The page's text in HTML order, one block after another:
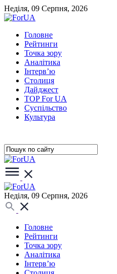
Неділя, 09 Серпня, 2026
Головне
Рейтинги
Точка зору
Аналітика
Інтерв’ю
Столиця
Дайджест
TOP For UA
Суспiльство
Культура
Неділя, 09 Серпня, 2026
Головне
Рейтинги
Точка зору
Аналітика
Інтерв’ю